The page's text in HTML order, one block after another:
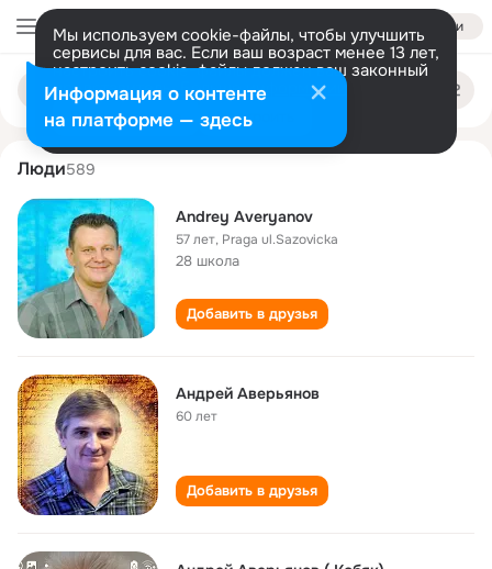
Войти
Мы используем cookie-файлы, чтобы улучшить
сервисы для вас. Если ваш возраст менее 13 лет,
настроить cookie-файлы должен ваш законный
представитель. Больше информации
Разрешить все Настроить
Поиск
людям
andrey averyanov
Люди589
Andrey Averyanov
57 лет, Praga ul.Sazovicka
28 школа
Добавить в друзья
Андрей Аверьянов
60 лет
Добавить в друзья
Информация о контенте
на платформе — здесь